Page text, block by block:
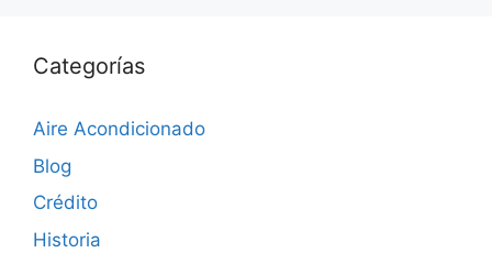
Categorías
Aire Acondicionado
Blog
Crédito
Historia